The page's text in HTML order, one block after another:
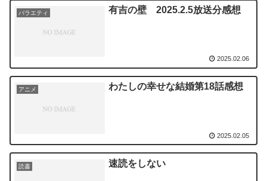
バラエティ 有吉の壁 2025.2.5放送分感想
2025.02.06
アニメ わたしの幸せな結婚第18話感想
2025.02.05
読書 速読をしない